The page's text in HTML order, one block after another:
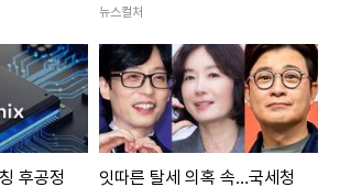
뉴스컬처
후공정
잇따른 탈세 의혹 속…국세청